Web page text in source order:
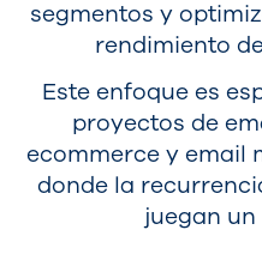
segmentos y
rendimiento
Este enfoque es
proyectos de
ecommerce y email
donde la
juegan